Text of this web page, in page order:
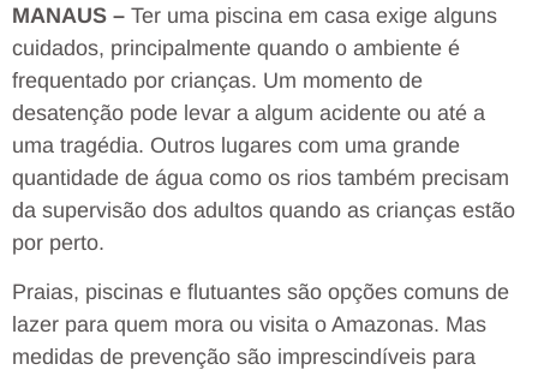
MANAUS – Ter uma piscina em casa exige alguns
cuidados, principalmente quando o ambiente é
frequentado por crianças. Um momento de
desatenção pode levar a algum acidente ou até a
uma tragédia. Outros lugares com uma grande
quantidade de água como os rios também precisam
da supervisão dos adultos quando as crianças estão
por perto.
Praias, piscinas e flutuantes são opções comuns de
lazer para quem mora ou visita o Amazonas. Mas
medidas de prevenção são imprescindíveis para